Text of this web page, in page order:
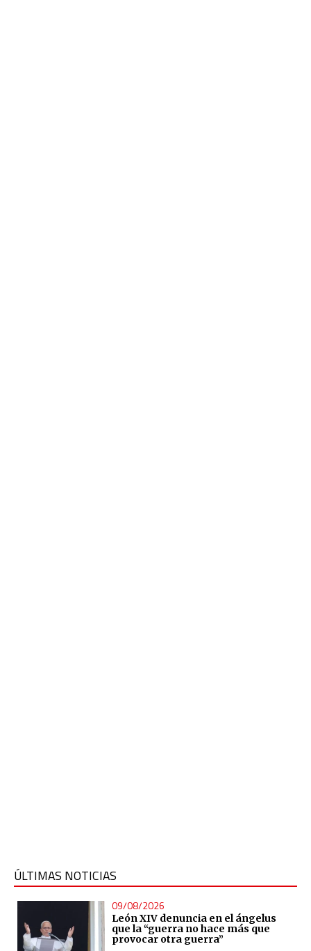
ÚLTIMAS NOTICIAS
09/08/2026
León XIV denuncia en el ángelus
que la “guerra no hace más que
provocar otra guerra”